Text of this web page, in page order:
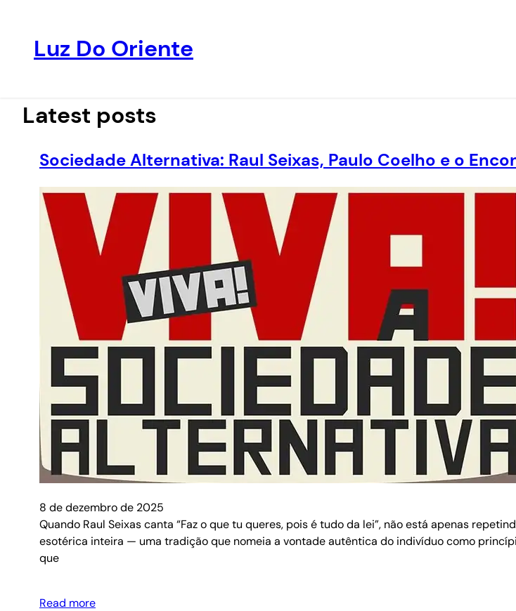
conteúdo
Luz Do Oriente
Latest posts
Sociedade Alternativa: Raul Seixas, Paulo Coelho e o
8 de dezembro de 2025
Quando Raul Seixas canta “Faz o que tu queres, pois é tudo da lei”, não está apenas
esotérica inteira — uma tradição que nomeia a vontade autêntica do indivíduo como
que
Read more